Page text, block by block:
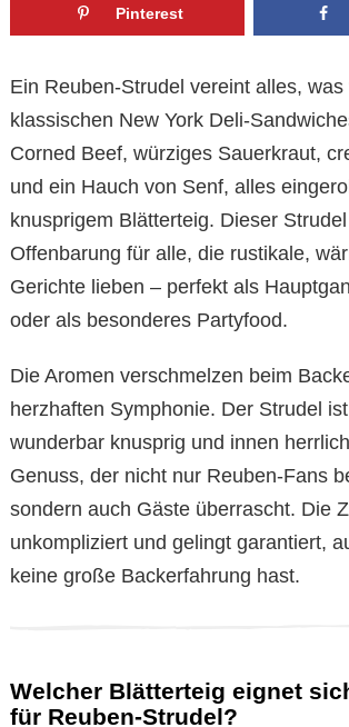
Pinterest
Ein Reuben-Strudel vereint alles, was
klassischen New York Deli-
Corned Beef, würziges Sauerkraut,
und ein Hauch von Senf, alles
knusprigem Blätterteig. Dieser
Offenbarung für alle, die rustikale,
Gerichte lieben – perfekt als
oder als besonderes Partyfood.
Die Aromen verschmelzen beim
herzhaften Symphonie. Der Strudel
wunderbar knusprig und innen
Genuss, der nicht nur Reuben-Fans
sondern auch Gäste überrascht. Die
unkompliziert und gelingt garantiert,
keine große Backerfahrung hast.
Welcher Blätterteig eignet
für Reuben-Strudel?